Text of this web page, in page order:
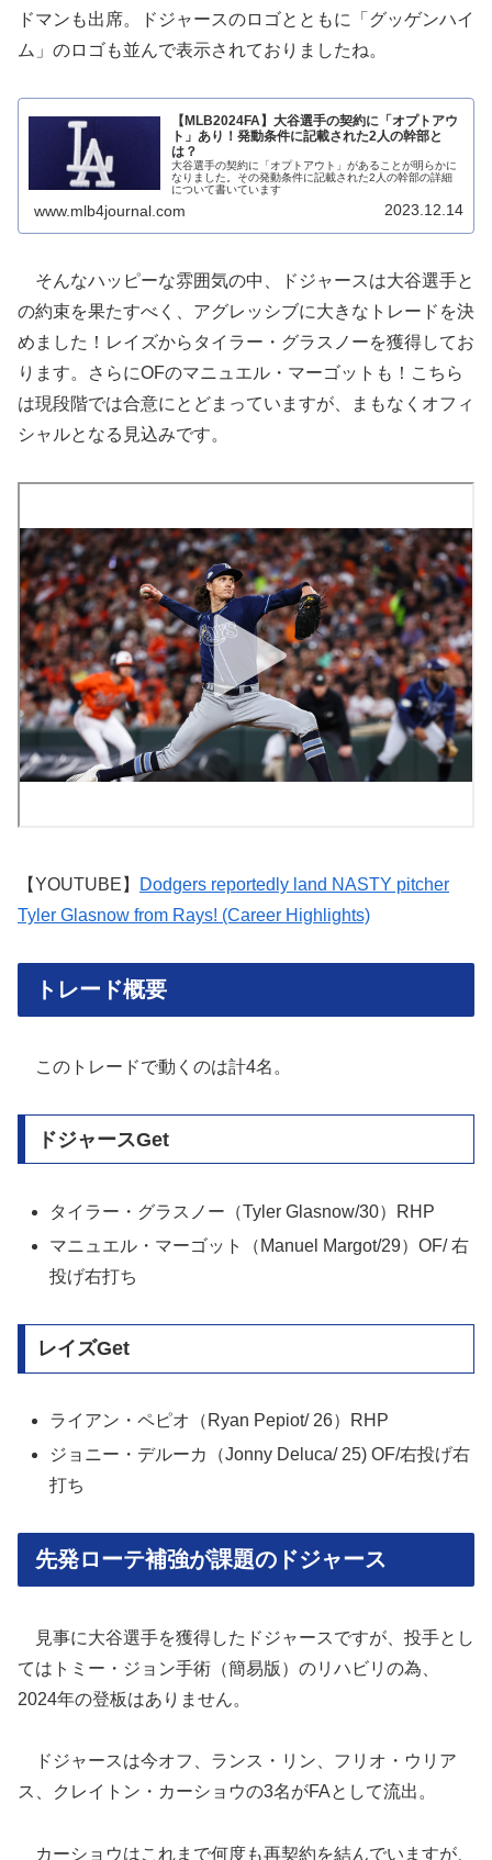
ドマンも出席。ドジャースのロゴとともに「グッゲンハイ
ム」のロゴも並んで表示されておりましたね。
【MLB2024FA】大谷選手の契約に「オプトアウ
ト」あり！発動条件に記載された2人の幹部と
は？
大谷選手の契約に「オプトアウト」があることが明らかに
なりました。その発動条件に記載された2人の幹部の詳細
について書いています
www.mlb4journal.com 2023.12.14
そんなハッピーな雰囲気の中、ドジャースは大谷選手と
の約束を果たすべく、アグレッシブに大きなトレードを決
めました！レイズからタイラー・グラスノーを獲得してお
ります。さらにOFのマニュエル・マーゴットも！こちら
は現段階では合意にとどまっていますが、まもなくオフィ
シャルとなる見込みです。
【YOUTUBE】
Dodgers reportedly land NASTY pitcher
Tyler Glasnow from Rays! (Career Highlights)
トレード概要
このトレードで動くのは計4名。
ドジャースGet
タイラー・グラスノー（Tyler Glasnow/30）RHP
マニュエル・マーゴット（Manuel Margot/29）OF/ 右
投げ右打ち
レイズGet
ライアン・ペピオ（Ryan Pepiot/ 26）RHP
ジョニー・デルーカ（Jonny Deluca/ 25) OF/右投げ右
打ち
先発ローテ補強が課題のドジャース
見事に大谷選手を獲得したドジャースですが、投手とし
てはトミー・ジョン手術（簡易版）のリハビリの為、
2024年の登板はありません。
ドジャースは今オフ、ランス・リン、フリオ・ウリア
ス、クレイトン・カーショウの3名がFAとして流出。
カーショウはこれまで何度も再契約を結んでいますが、